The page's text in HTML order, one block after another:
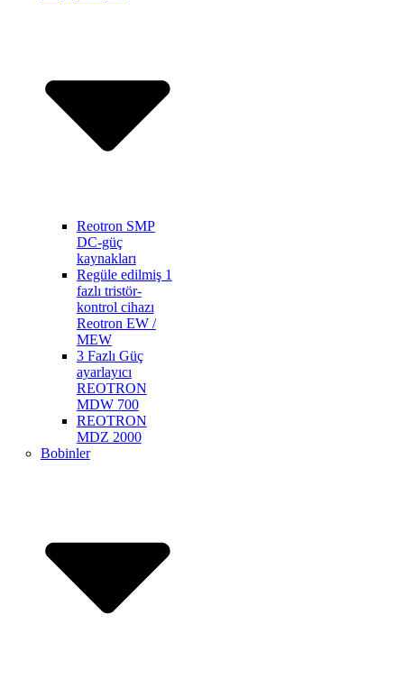
Reotron SMP
DC-güç
kaynakları
Regüle edilmiş 1
fazlı tristör-
kontrol cihazı
Reotron EW /
MEW
3 Fazlı Güç
ayarlayıcı
REOTRON
MDW 700
REOTRON
MDZ 2000
Bobinler